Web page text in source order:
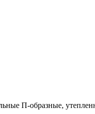
П-образные,